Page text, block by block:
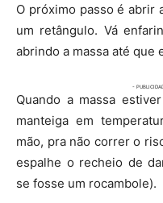
O próximo passo é abrir
um retângulo. Vá
abrindo a massa até que
Quando a massa
manteiga em
mão, pra não correr o
espalhe o recheio de
se fosse um rocambole).